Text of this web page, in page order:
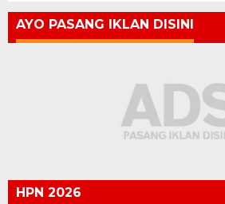
AYO PASANG IKLAN DISINI
HPN 2026